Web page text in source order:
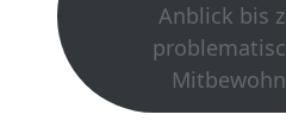
Anblick bis